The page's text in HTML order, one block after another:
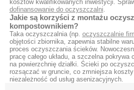
kosztów kwalifikowanych inwestycji.
dofinansowanie do oczyszczalni.
Jakie są korzyści z montażu
kompostownikiem?
Taka oczyszczalnia (np. oczyszczalnie
objętości zbiornika, zapewnia stabilne
proces oczyszczania ścieków.
pracę całego układu, a szczelna pokrywa
na powierzchnię działki. Ścieki po
rozsączać w gruncie, co zmniejsza
niezależność od usług asenizacyjnych.